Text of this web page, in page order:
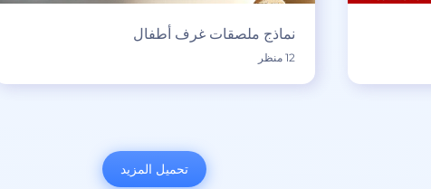
نماذج ملصقات غرف أطفال
12 منظر
تحميل المزيد